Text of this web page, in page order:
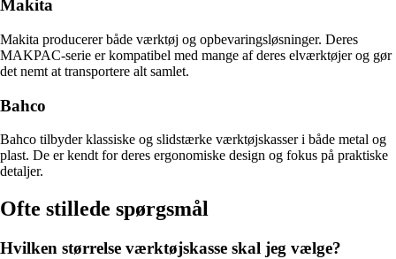
Makita
Makita producerer både værktøj og opbevaringsløsninger. Deres
MAKPAC-serie er kompatibel med mange af deres elværktøjer og gør
det nemt at transportere alt samlet.
Bahco
Bahco tilbyder klassiske og slidstærke værktøjskasser i både metal og
plast. De er kendt for deres ergonomiske design og fokus på praktiske
detaljer.
Ofte stillede spørgsmål
Hvilken størrelse værktøjskasse skal jeg vælge?